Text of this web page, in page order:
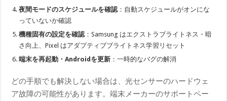
夜間モードのスケジュールを確認 ：自動スケジュールがオンにな
っていないか確認
機種固有の設定を確認 ：Samsung はエクストラブライトネス・暗
さ向上、Pixel はアダプティブブライトネス学習リセット
端末を再起動・Androidを更新 ：一時的なバグの解消
どの手順でも解決しない場合は、光センサーのハードウェ
ア故障の可能性があります。端末メーカーのサポートペー